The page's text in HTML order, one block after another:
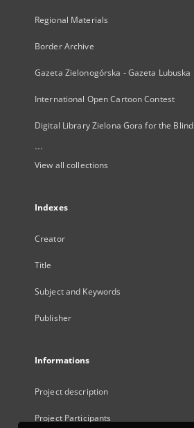
Regional Materials
Border Archive
Gazeta Zielonogórska - Gazeta Lubuska
International Open Cartoon Contest
Digital Library Zielona Gora for the Blind
...
View all collections
Indexes
Creator
Title
Subject and Keywords
Publisher
Informations
Project description
Project Participants